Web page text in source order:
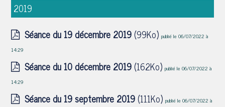
2019
Séance du 19 décembre 2019(99Ko)publié le 06/07/2022 à
14:29
Séance du 10 décembre 2019(162Ko)publié le 06/07/2022 à
14:29
Séance du 19 septembre 2019(111Ko)publié le 06/07/2022 à